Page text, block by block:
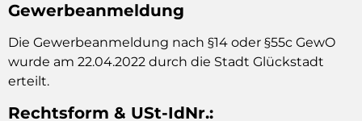
Gewerbeanmeldung
Die Gewerbeanmeldung nach §14 oder §55c GewO
wurde am 22.04.2022 durch die Stadt Glückstadt
erteilt.
Rechtsform & USt-IdNr.: